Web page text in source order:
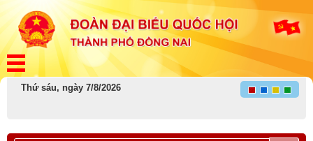
Thứ sáu, ngày 7/8/2026